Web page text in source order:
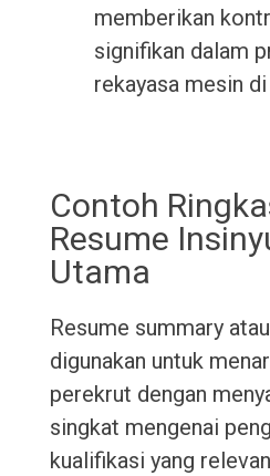
memberikan
signifikan dalam
rekayasa mesin
Contoh
Resume
Utama
Resume summary
digunakan untuk
perekrut dengan
singkat mengenai
kualifikasi yang